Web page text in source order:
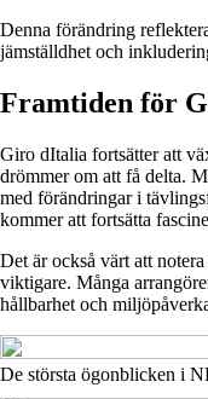
Denna förändring
jämställdhet och
Framtiden för
Giro dItalia fortsätter att
drömmer om att få delta.
med förändringar i
kommer att fortsätta
Det är också värt att
viktigare. Många
hållbarhet och
De största ögonblicken i